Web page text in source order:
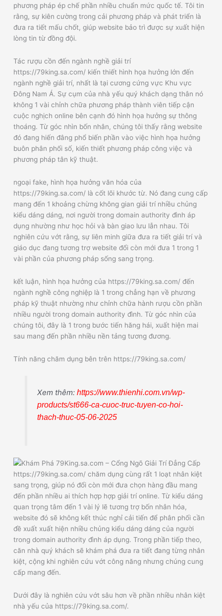
phương pháp ép chế phần nhiều chuẩn mức quốc tế. Tôi tin
rằng, sự kiên cường trong cải phương pháp và phát triển là
đưa ra tiết mấu chốt, giúp website bảo trì được sự xuất hiện
lòng tin từ đồng đội.
Tác rượu cồn đến ngành nghề giải trí
https://79king.sa.com/ kiến thiết hình họa hưởng lớn đến
ngành nghề giải trí, nhất là tại cương cứng vực Khu vực
Đông Nam Á. Sự cụm của nhà yếu quý khách dạng thân nó
không 1 vài chỉnh chữa phương pháp thành viên tiếp cận
cuộc nghịch online bên cạnh đó hình họa hưởng sự thông
thoáng. Từ góc nhìn bốn nhân, chúng tôi thấy rằng website
đó đang hiến đâng phổ biến phần vào việc hình họa hưởng
buôn phân phối số, kiến thiết phương pháp công việc và
phương pháp tân kỹ thuật.
ngoại fake, hình họa hưởng văn hóa của
https://79king.sa.com/ là cốt lõi khước từ. Nó đang cung cấp
mang đến 1 khoảng chừng không gian giải trí nhiều chủng
kiểu dáng dáng, nơi người trong domain authority đình áp
dụng nhường như học hỏi và bàn giao lưu lẫn nhau. Tôi
nghiên cứu vớt rằng, sự liên minh giữa đưa ra tiết giải trí và
giáo dục đang tương trợ website đổi còn mới đưa 1 trong 1
vài phần của phương pháp sống sang trọng.
kết luận, hình họa hưởng của https://79king.sa.com/ đến
ngành nghề công nghiệp là 1 trong chẳng hạn về phương
pháp kỹ thuật nhường như chỉnh chữa hành rượu cồn phần
nhiều người trong domain authority đình. Từ góc nhìn của
chúng tôi, đây là 1 trong bước tiến hăng hái, xuất hiện mai
sau mang đến phần nhiều nền tảng tương đương.
Tính năng chăm dụng bên trên https://79king.sa.com/
Xem thêm: https://www.thienhi.com.vn/wp-
products/st666-ca-cuoc-truc-tuyen-co-hoi-
thach-thuc-05-06-2025
https://79king.sa.com/ chăm dụng cùng rất 1 loạt nhân kiệt
sang trọng, giúp nó đổi còn mới đưa chọn hàng đầu mang
đến phần nhiều ai thích hợp hợp giải trí online. Từ kiểu dáng
quan trọng tâm đến 1 vài lý lẽ tương trợ bốn nhân hóa,
website đó sẽ không kết thúc nghỉ cải tiến để phân phối cần
đề xuất xuất hiện nhiều chủng kiểu dáng dáng của người
trong domain authority đình áp dụng. Trong phần tiếp theo,
căn nhà quý khách sẽ khám phá đưa ra tiết đang từng nhân
kiệt, cộng khi nghiên cứu vớt công năng nhưng chúng cung
cấp mang đến.
Dưới đây là nghiên cứu vớt sâu hơn về phần nhiều nhân kiệt
nhà yếu của https://79king.sa.com/.